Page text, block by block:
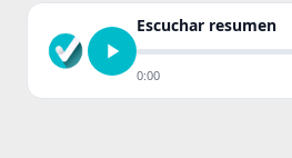
Escuchar resumen
0:00